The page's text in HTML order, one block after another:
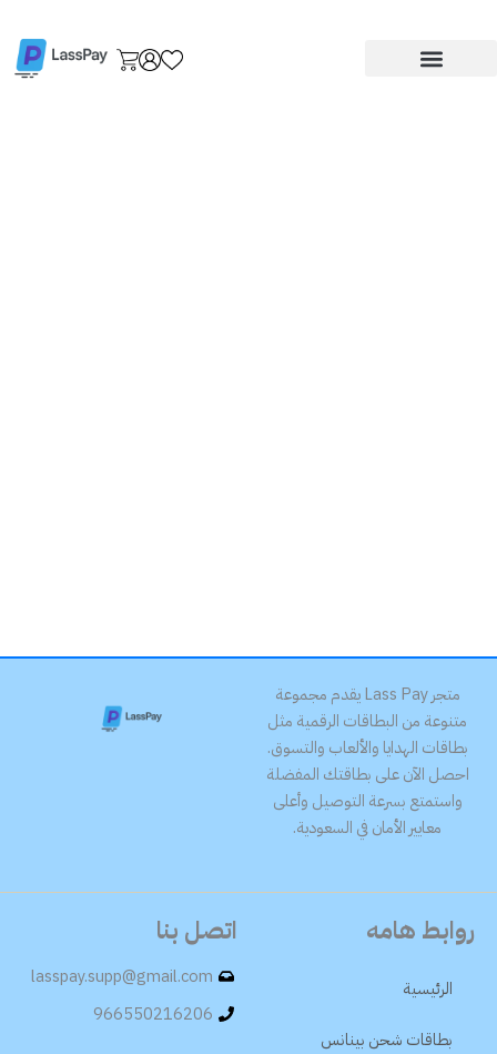
متجر Lass Pay يقدم مجموعة
متنوعة من البطاقات الرقمية مثل
بطاقات الهدايا والألعاب والتسوق.
احصل الآن على بطاقتك المفضلة
واستمتع بسرعة التوصيل وأعلى
معايير الأمان في السعودية.
روابط هامه
الرئيسية
بطاقات شحن بينانس
اتصل بنا
lasspay.supp@gmail.com
966550216206